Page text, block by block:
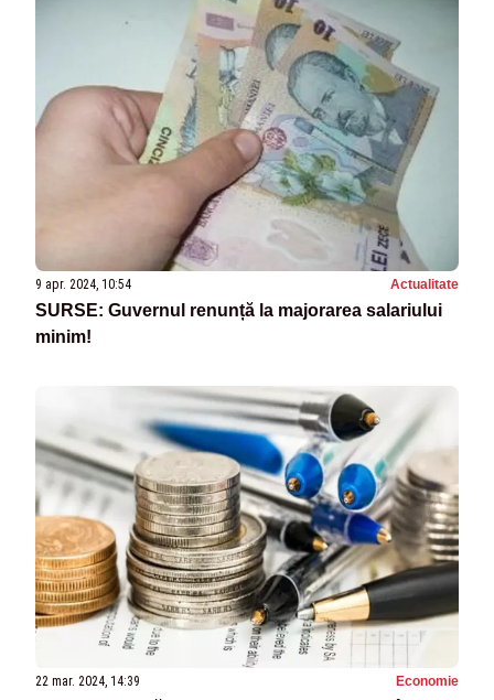
9 apr. 2024, 10:54 Actualitate
SURSE: Guvernul renunță la majorarea salariului
minim!
22 mar. 2024, 14:39 Economie